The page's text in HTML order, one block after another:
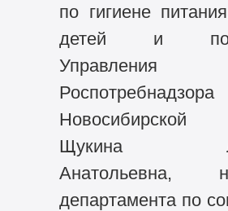
по гигиене
детей и
Управления
Новосибирской
Щукина
Анатольевна,
департамента по